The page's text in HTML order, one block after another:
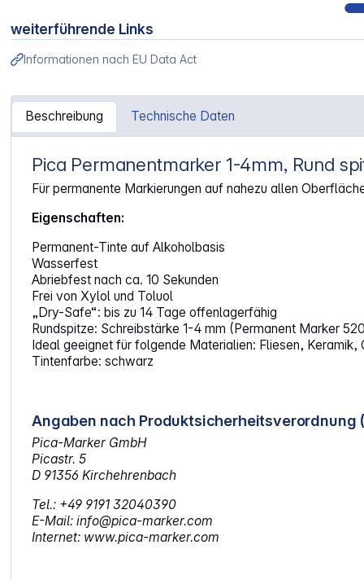
weiterführende Links
Informationen nach EU Data Act
Beschreibung Technische Daten
Artikelinformationen "Pica Permanentmarker 1-4mm,
Pica Permanentmarker 1-4mm, Rund
Für permanente Markierungen auf nahezu allen
Eigenschaften:
Permanent-Tinte auf Alkoholbasis
Wasserfest
Abriebfest nach ca. 10 Sekunden
Frei von Xylol und Toluol
„Dry-Safe“: bis zu 14 Tage offenlagerfähig
Rundspitze: Schreibstärke 1-4 mm (Permanent Marker
Ideal geeignet für folgende Materialien: Fliesen,
Tintenfarbe: schwarz
Angaben nach Produktsicherheitsverordnung
Pica-Marker GmbH
Picastr. 5
D 91356 Kirchehrenbach
Tel.: +49 9191 32040390
E-Mail: info@pica-marker.com
Internet: www.pica-marker.com